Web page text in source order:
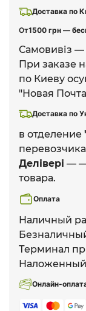
Доставка по
От1500 грн —
Самовивіз —
При заказе
по Киеву
"Новая
Доставка по
в отделение
Делівері — —
товара.
Оплата
Наличный
Терминал
Онлайн-